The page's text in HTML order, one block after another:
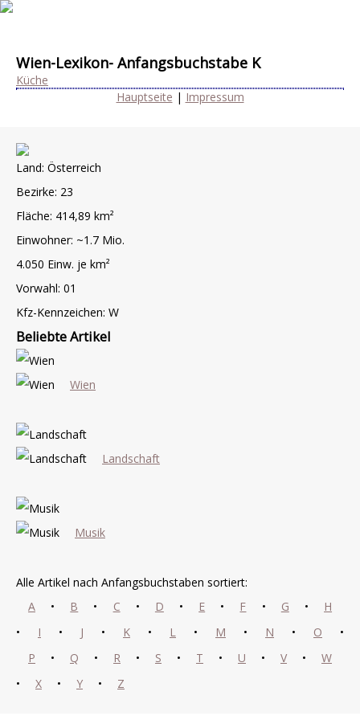
Wien-Lexikon- Anfangsbuchstabe K
Küche
Hauptseite | Impressum
Land: Österreich
Bezirke: 23
Fläche: 414,89 km²
Einwohner: ~1.7 Mio.
4.050 Einw. je km²
Vorwahl: 01
Kfz-Kennzeichen: W
Beliebte Artikel
Wien
Landschaft
Musik
Alle Artikel nach Anfangsbuchstaben sortiert:
A
• B • C • D • E • F • G •
H
•
I • J • K • L • M • N • O
•
P
• Q • R • S • T • U • V •
W
•
X • Y • Z